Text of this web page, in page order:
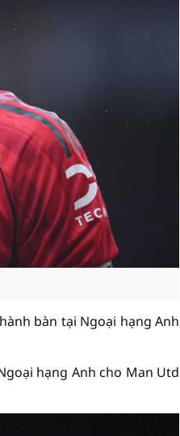
bàn tại Ngoại hạng Anh
hạng Anh cho Man Utd